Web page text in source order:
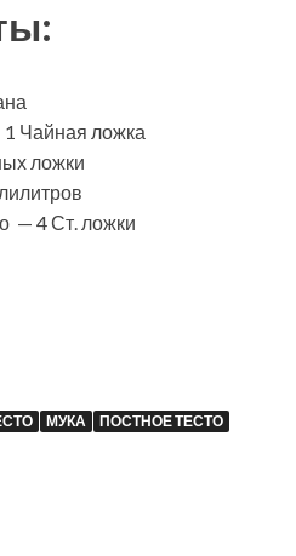
Чайная ложка
ложки
— 4 Ст. ложки
МУКА
ПОСТНОЕ ТЕСТО